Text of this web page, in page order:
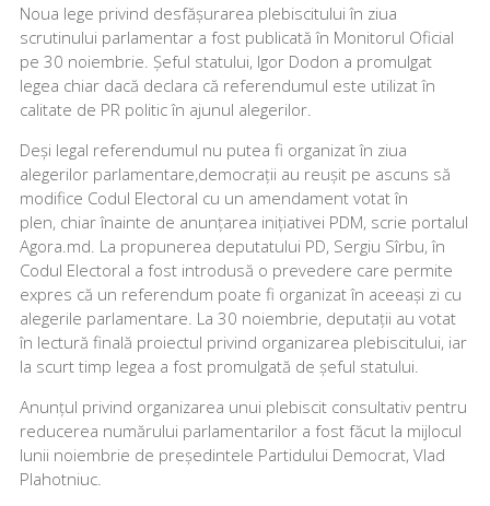
Noua lege privind desfășurarea plebiscitului în ziua
scrutinului parlamentar a fost publicată în Monitorul Oficial
pe 30 noiembrie. Șeful statului, Igor Dodon a promulgat
legea chiar dacă declara că referendumul este utilizat în
calitate de PR politic în ajunul alegerilor.
Deși legal referendumul nu putea fi organizat în ziua
alegerilor parlamentare,democrații au reușit pe ascuns să
modifice Codul Electoral cu un amendament votat în
plen, chiar înainte de anunțarea inițiativei PDM, scrie portalul
Agora.md. La propunerea deputatului PD, Sergiu Sîrbu, în
Codul Electoral a fost introdusă o prevedere care permite
expres că un referendum poate fi organizat în aceeași zi cu
alegerile parlamentare. La 30 noiembrie, deputații au votat
în lectură finală proiectul privind organizarea plebiscitului, iar
la scurt timp legea a fost promulgată de șeful statului.
Anunțul privind organizarea unui plebiscit consultativ pentru
reducerea numărului parlamentarilor a fost făcut la mijlocul
lunii noiembrie de președintele Partidului Democrat, Vlad
Plahotniuc.